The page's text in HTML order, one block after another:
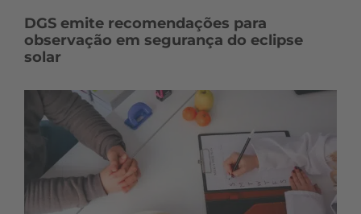
DGS emite recomendações para
observação em segurança do eclipse
solar